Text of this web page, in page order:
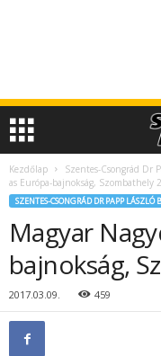
Kezdőlap Szentes-Csongrád Dr
as Európa-bajnokság, Szombathely
SZENTES-CSONGRÁD DR PAPP LÁSZLÓ
Magyar
bajnokság,
2017.03.09. 459